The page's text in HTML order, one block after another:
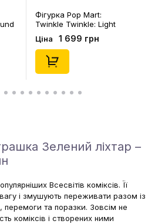
Брелок Fuggler:
Collectible Keychains:
Gold Edition: Series 3
(Blind Box: 1 з 24),
(11550)
Ціна 199 грн
Зелений ліхтар –
Всесвітів коміксів. Її
і змушують переживати разом із
перемоги та поразки. Зовсім не
коміксів і створених ними